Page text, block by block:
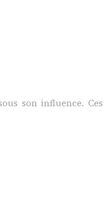
son influence. Ces